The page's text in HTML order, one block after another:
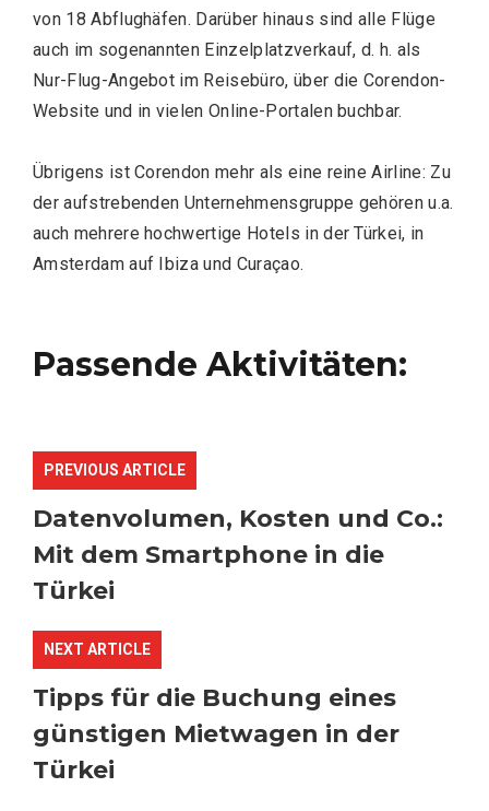
von 18 Abflughäfen. Darüber hinaus sind alle Flüge
auch im sogenannten Einzelplatzverkauf, d. h. als
Nur-Flug-Angebot im Reisebüro, über die Corendon-
Website und in vielen Online-Portalen buchbar.
Übrigens ist Corendon mehr als eine reine Airline: Zu
der aufstrebenden Unternehmensgruppe gehören u.a.
auch mehrere hochwertige Hotels in der Türkei, in
Amsterdam auf Ibiza und Curaçao.
Passende Aktivitäten:
PREVIOUS ARTICLE
Datenvolumen, Kosten und Co.:
Mit dem Smartphone in die
Türkei
NEXT ARTICLE
Tipps für die Buchung eines
günstigen Mietwagen in der
Türkei